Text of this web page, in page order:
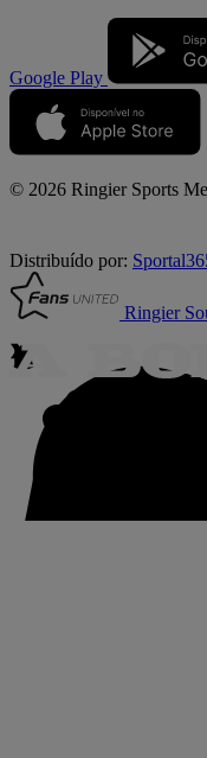
Google Play
© 2026 Ringier Sports
Distribuído por:
Ringier